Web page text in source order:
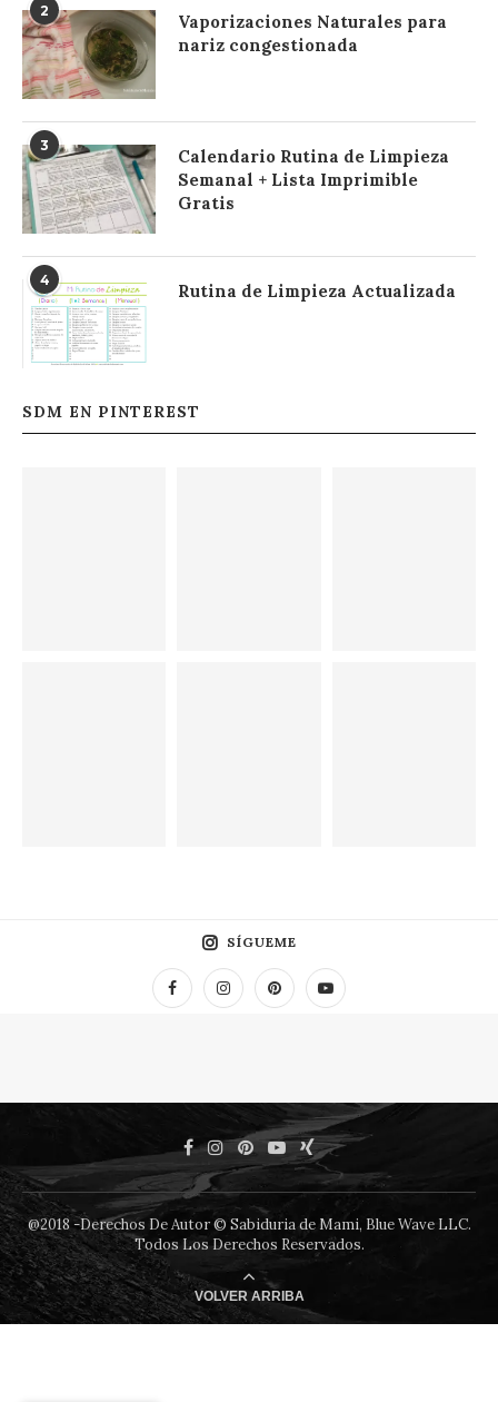
2
Vaporizaciones Naturales para
nariz congestionada
3
Calendario Rutina de Limpieza
Semanal + Lista Imprimible
Gratis
4
Rutina de Limpieza Actualizada
SDM EN PINTEREST
SÍGUEME
@2018 -Derechos De Autor © Sabiduria de Mami, Blue Wave LLC.
Todos Los Derechos Reservados.
VOLVER ARRIBA